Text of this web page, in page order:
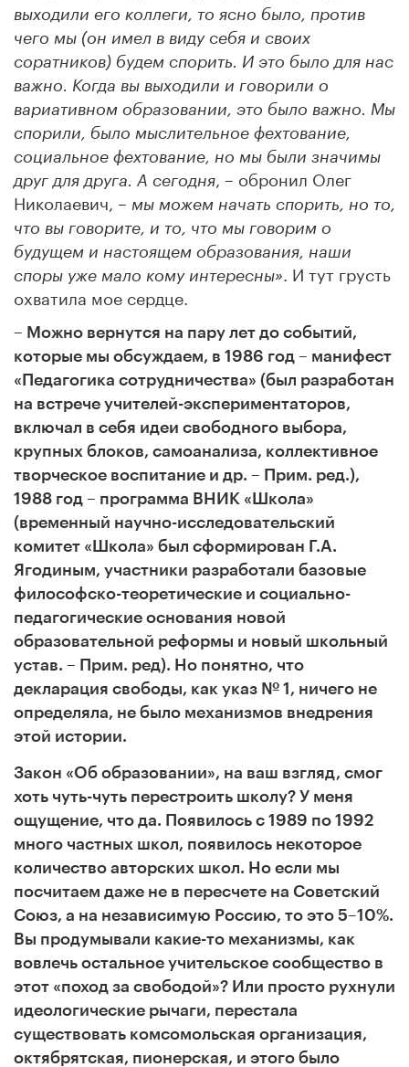
выходили его коллеги, то ясно было, против
чего мы (он имел в виду себя и своих
соратников) будем спорить. И это было для нас
важно. Когда вы выходили и говорили о
вариативном образовании, это было важно. Мы
спорили, было мыслительное фехтование,
социальное фехтование, но мы были значимы
друг для друга. А сегодня
, – обронил Олег
Николаевич, – мы можем начать спорить, но то,
что вы говорите, и то, что мы говорим о
будущем и настоящем образования, наши
споры уже мало кому интересны»
. И тут грусть
охватила мое сердце.
– Можно вернутся на пару лет до событий,
которые мы обсуждаем, в 1986 год – манифест
«Педагогика сотрудничества» (был разработан
на встрече учителей-экспериментаторов,
включал в себя идеи свободного выбора,
крупных блоков, самоанализа, коллективное
творческое воспитание и др. – Прим. ред.),
1988 год – программа ВНИК «Школа»
(временный научно-исследовательский
комитет «Школа» был сформирован Г.А.
Ягодиным, участники разработали базовые
философско-теоретические и социально-
педагогические основания новой
образовательной реформы и новый школьный
устав. – Прим. ред). Но понятно, что
декларация свободы, как указ № 1, ничего не
определяла, не было механизмов внедрения
этой истории.
Закон «Об образовании», на ваш взгляд, смог
хоть чуть-чуть перестроить школу? У меня
ощущение, что да. Появилось с 1989 по 1992
много частных школ, появилось некоторое
количество авторских школ. Но если мы
посчитаем даже не в пересчете на Советский
Союз, а на независимую Россию, то это 5–10%.
Вы продумывали какие-то механизмы, как
вовлечь остальное учительское сообщество в
этот «поход за свободой»? Или просто рухнули
идеологические рычаги, перестала
существовать комсомольская организация,
октябрятская, пионерская, и этого было